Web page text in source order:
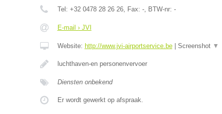
Tel: +32 0478 28 26 26, Fax: -, BTW-nr: -
E-mail › JVI
Website: http://www.jvi-airportservice.be| Screenshot ▼
luchthaven-en personenvervoer
Diensten onbekend
Er wordt gewerkt op afspraak.